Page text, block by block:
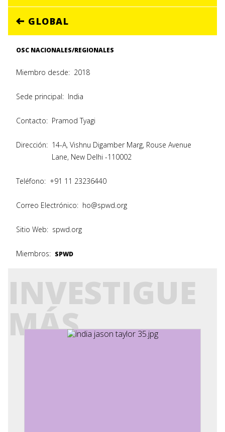
GLOBAL
OSC NACIONALES/REGIONALES
Miembro desde: 2018
Sede principal: India
Contacto: Pramod Tyagi
Dirección: 14-A, Vishnu Digamber Marg, Rouse Avenue
Lane, New Delhi -110002
Teléfono: +91 11 23236440
Correo Electrónico: ho@spwd.org
Sitio Web: spwd.org
Miembros: SPWD
INVESTIGUE
MÁS